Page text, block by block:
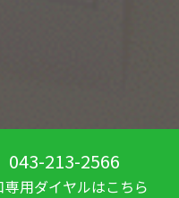
043-213-2566
専用ダイヤルはこちら